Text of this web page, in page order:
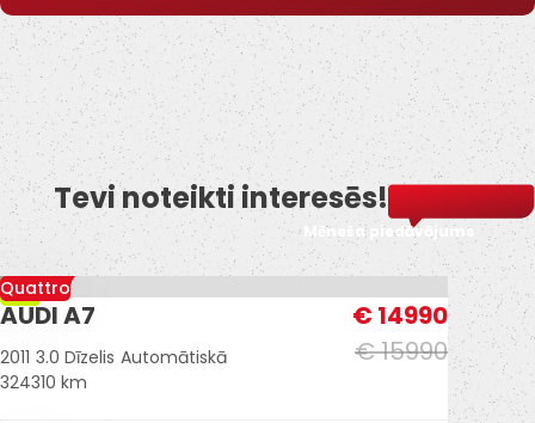
Tevi noteikti interesēs!
Mēneša piedāvājums
-6%
Quattro
AUDI A7
€ 15990
€ 14990
2011 3.0 Dīzelis Automātiskā
324310 km